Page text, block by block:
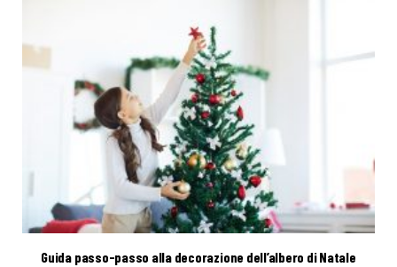
Guida passo-passo alla decorazione dell’albero di Natale